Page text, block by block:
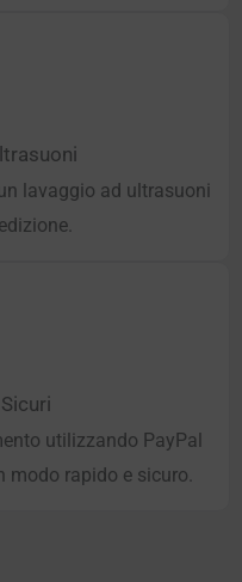
lavaggio ad ultrasuoni
utilizzando PayPal
modo rapido e sicuro.